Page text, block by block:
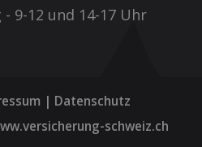
9-12 und 14-17 Uhr
| Datenschutz
schweiz.ch